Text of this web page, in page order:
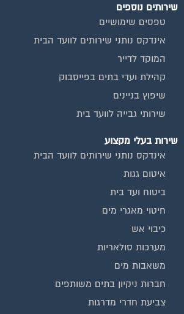
שירותים נוספים
טפסים שימושיים
אינדקס נותני שירותים לוועד הבית
המוקד לדייר
קהילת ועדי בתים בפייסבוק
שיפוץ בניינים
שירותי גבייה לוועד בית
שירות בעלי מקצוע
אינדקס נותני שירותים לוועד הבית
איטום גגות
ביטוח ועד בית
חיטוי מאגרי מים
כיבוי אש
מערכות סולאריות
משאבות מים
חברות ניקיון בתים משותפים
צביעת חדרי מדרגות